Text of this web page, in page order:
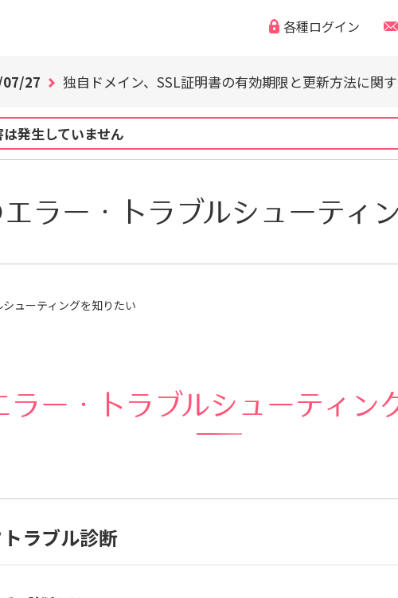
動画マニュアル
各種ログイン
WordPress の脆弱性にご注意ください（CVE-2026-
27
独自ドメイン、SSL証明書の有効期限と更新方法に関
29
「なりすまし・フィッシング詐欺などの迷惑メール」
27
独自ドメイン、SSL証明書の有効期限と更新方法に関
は発生していません
ラー・トラブルシューティ
ューティングを知りたい
ー・トラブルシューティン
ラブル診断